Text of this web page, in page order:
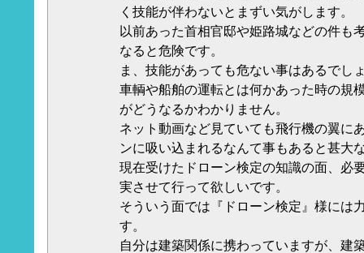
く技能が伴わないとまずい気がします。
以前あった首相官邸や姫路城などの件も
なると危険です。
ま、技能があっても危ない事はあるでし
車輌や船舶の運転とは何かあった時の規
がどうなるかわかりません。
ネット動画など見ていても飛行機の翼に
ンに吸い込まれるなんて事もあると甚大
現在受けたドローン検定の知識の面、必
実させて行って欲しいです。
そういう面では『ドローン検定』様には
す。
自分は建築関係に携わっていますが、建